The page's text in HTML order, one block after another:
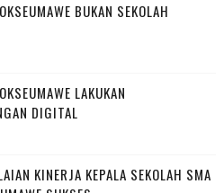
BUKAN SEKOLAH
LAKUKAN
DIGITAL
KINERJA KEPALA SEKOLAH SMA